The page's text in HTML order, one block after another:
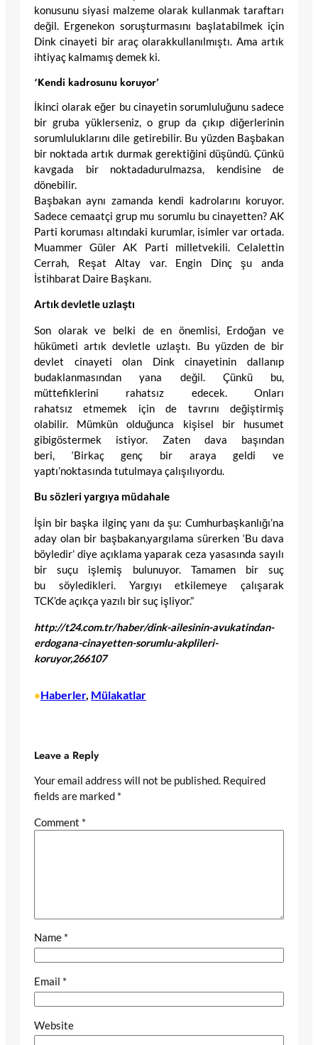
konusunu siyasi malzeme olarak kullanmak taraftarı
değil. Ergenekon soruşturmasını başlatabilmek için
Dink cinayeti bir araç olarakkullanılmıştı. Ama artık
ihtiyaç kalmamış demek ki.
‘Kendi kadrosunu koruyor’
İkinci olarak eğer bu cinayetin sorumluluğunu sadece
bir gruba yüklerseniz, o grup da çıkıp diğerlerinin
sorumluluklarını dile getirebilir. Bu yüzden Başbakan
bir noktada artık durmak gerektiğini düşündü. Çünkü
kavgada bir noktadadurulmazsa, kendisine de
dönebilir.
Başbakan aynı zamanda kendi kadrolarını koruyor.
Sadece cemaatçi grup mu sorumlu bu cinayetten? AK
Parti koruması altındaki kurumlar, isimler var ortada.
Muammer Güler AK Parti milletvekili. Celalettin
Cerrah, Reşat Altay var. Engin Dinç şu anda
İstihbarat Daire Başkanı.
Artık devletle uzlaştı
Son olarak ve belki de en önemlisi, Erdoğan ve
hükümeti artık devletle uzlaştı. Bu yüzden de bir
devlet cinayeti olan Dink cinayetinin dallanıp
budaklanmasından yana değil. Çünkü bu,
müttefiklerini rahatsız edecek. Onları
rahatsız etmemek için de tavrını değiştirmiş
olabilir. Mümkün olduğunca kişisel bir husumet
gibigöstermek istiyor. Zaten dava başından
beri, ‘Birkaç genç bir araya geldi ve
yaptı’noktasında tutulmaya çalışılıyordu.
Bu sözleri yargıya müdahale
İşin bir başka ilginç yanı da şu: Cumhurbaşkanlığı’na
aday olan bir başbakan,yargılama sürerken ‘Bu dava
böyledir’ diye açıklama yaparak ceza yasasında sayılı
bir suçu işlemiş bulunuyor. Tamamen bir suç
bu söyledikleri. Yargıyı etkilemeye çalışarak
TCK’de açıkça yazılı bir suç işliyor.”
http://t24.com.tr/haber/dink-ailesinin-avukatindan-
erdogana-cinayetten-sorumlu-akplileri-
koruyor,266107
•Haberler, Mülakatlar
Leave a Reply
Your email address will not be published. Required
fields are marked *
Comment *
Name *
Email *
Website